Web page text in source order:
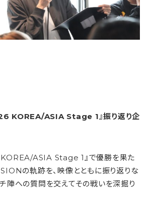
KOREA/ASIA Stage 1』振り返り企
ASIA Stage 1』で優勝を果た
の軌跡を、映像とともに振り返りな
チ陣への質問を交えてその戦いを深掘り